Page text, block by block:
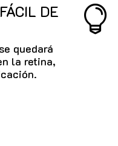
DE
quedará
la retina,
